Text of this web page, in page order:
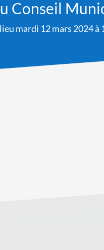
Conseil
mardi 12 mars 2024 à